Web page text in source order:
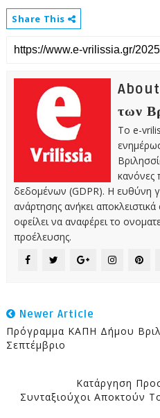
Share This
των
Το e-
κανόνες
δεδομένων (GDPR). Η ευθύνη
ανάρτησης ανήκει
οφείλει να αναφέρει το
προέλευσης.
Newer Article
Πρόγραμμα ΚΑΠΗ Δήμου
Σεπτέμβριο
Κατάργηση
Συνταξιούχοι Αποκτούν